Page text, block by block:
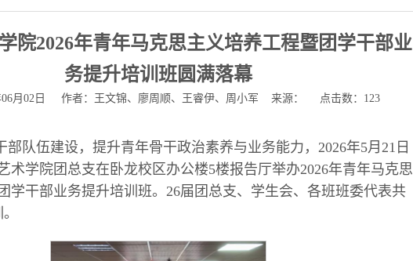
院2026年青年马克思主义培养工程暨团学干部业
务提升培训班圆满落幕
06月02日 作者：王文锦、廖周顺、王睿伊、周小军 来源： 点击数： 123
部队伍建设，提升青年骨干政治素养与业务能力，2026年5月21日
术学院团总支在卧龙校区办公楼5楼报告厅举办2026年青年马克思
学干部业务提升培训班。26届团总支、学生会、各班班委代表共